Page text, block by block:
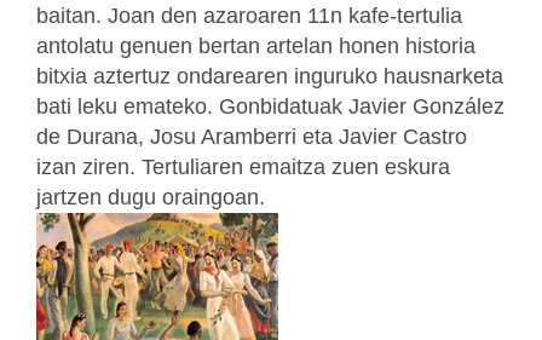
baitan. Joan den azaroaren 11n kafe-tertulia
antolatu genuen bertan artelan honen historia
bitxia aztertuz ondarearen inguruko hausnarketa
bati leku emateko. Gonbidatuak Javier González
de Durana, Josu Aramberri eta Javier Castro
izan ziren. Tertuliaren emaitza zuen eskura
jartzen dugu oraingoan.